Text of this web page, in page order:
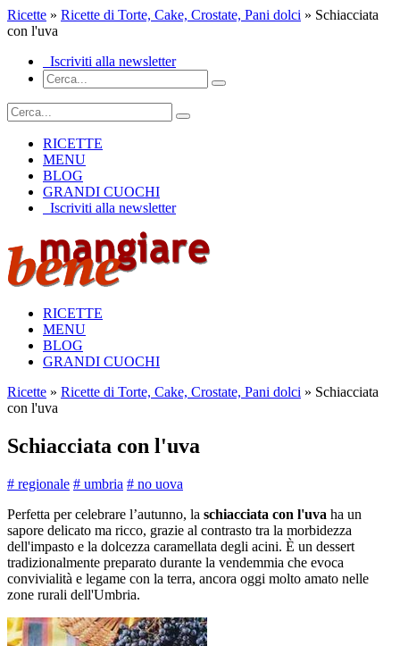
Ricette » Ricette di Torte, Cake, Crostate, Pani dolci » Schiacciata
con l'uva
Iscriviti alla newsletter
RICETTE
MENU
BLOG
GRANDI CUOCHI
Iscriviti alla newsletter
RICETTE
MENU
BLOG
GRANDI CUOCHI
Ricette » Ricette di Torte, Cake, Crostate, Pani dolci » Schiacciata
con l'uva
Schiacciata con l'uva
# regionale # umbria # no uova
Perfetta per celebrare l’autunno, la schiacciata con l'uva ha un
sapore delicato ma ricco, grazie al contrasto tra la morbidezza
dell'impasto e la dolcezza caramellata degli acini. È un dessert
tradizionalmente preparato durante la vendemmia che evoca
convivialità e legame con la terra, ancora oggi molto amato nelle
zone rurali dell'Umbria.